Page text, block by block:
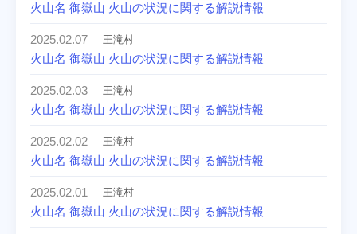
火山名 御嶽山 火山の状況に関する解説情報
王滝村
2025.02.07
火山名 御嶽山 火山の状況に関する解説情報
王滝村
2025.02.03
火山名 御嶽山 火山の状況に関する解説情報
王滝村
2025.02.02
火山名 御嶽山 火山の状況に関する解説情報
王滝村
2025.02.01
火山名 御嶽山 火山の状況に関する解説情報